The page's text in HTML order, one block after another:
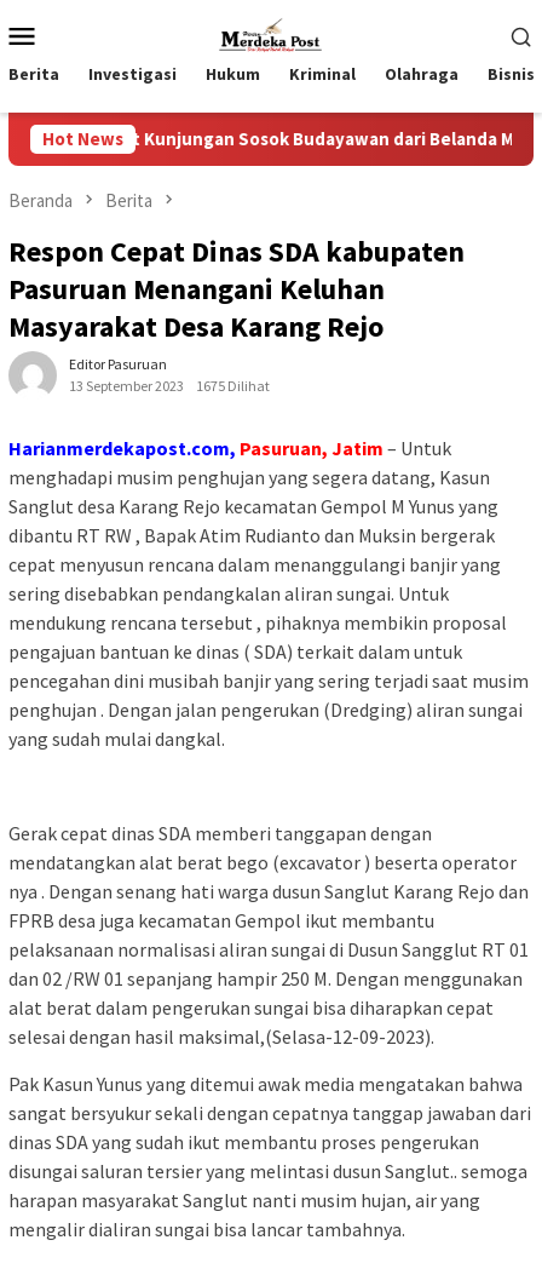
ke
kontenMobile
Berita Investigasi Hukum Kriminal Olahraga Bisnis
Hot NewsSosok Budayawan dari Belanda Mr. Crues Collen
Beranda Berita
Respon Cepat Dinas SDA kabupaten
Pasuruan Menangani Keluhan
Masyarakat Desa Karang Rejo
Editor Pasuruan
13 September 2023
1675 Dilihat
Harianmerdekapost.com, Pasuruan, Jatim – Untuk
menghadapi musim penghujan yang segera datang, Kasun
Sanglut desa Karang Rejo kecamatan Gempol M Yunus yang
dibantu RT RW , Bapak Atim Rudianto dan Muksin bergerak
cepat menyusun rencana dalam menanggulangi banjir yang
sering disebabkan pendangkalan aliran sungai. Untuk
mendukung rencana tersebut , pihaknya membikin proposal
pengajuan bantuan ke dinas ( SDA) terkait dalam untuk
pencegahan dini musibah banjir yang sering terjadi saat musim
penghujan . Dengan jalan pengerukan (Dredging) aliran sungai
yang sudah mulai dangkal.
Gerak cepat dinas SDA memberi tanggapan dengan
mendatangkan alat berat bego (excavator ) beserta operator
nya . Dengan senang hati warga dusun Sanglut Karang Rejo dan
FPRB desa juga kecamatan Gempol ikut membantu
pelaksanaan normalisasi aliran sungai di Dusun Sangglut RT 01
dan 02 /RW 01 sepanjang hampir 250 M. Dengan menggunakan
alat berat dalam pengerukan sungai bisa diharapkan cepat
selesai dengan hasil maksimal,(Selasa-12-09-2023).
Pak Kasun Yunus yang ditemui awak media mengatakan bahwa
sangat bersyukur sekali dengan cepatnya tanggap jawaban dari
dinas SDA yang sudah ikut membantu proses pengerukan
disungai saluran tersier yang melintasi dusun Sanglut.. semoga
harapan masyarakat Sanglut nanti musim hujan, air yang
mengalir dialiran sungai bisa lancar tambahnya.